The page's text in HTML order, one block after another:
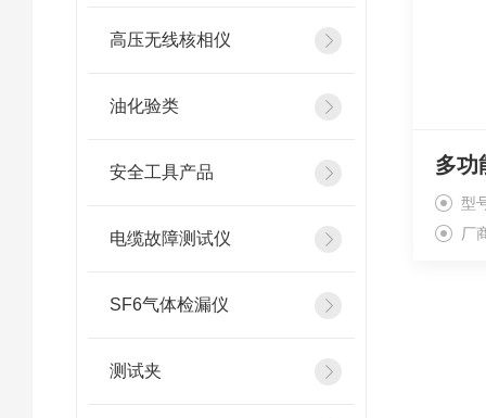
高压无线核相仪
油化验类
安全工具产品
电缆故障测试仪
SF6气体检漏仪
测试夹
多功
型
厂